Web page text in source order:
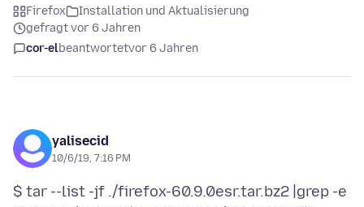
Firefox
Installation und Aktualisierung
gefragt vor 6 Jahren
cor-elbeantwortetvor 6 Jahren
yalisecid
10/6/19, 7:16 PM
$ tar --list -jf ./firefox-60.9.0esr.tar.bz2 |grep -e